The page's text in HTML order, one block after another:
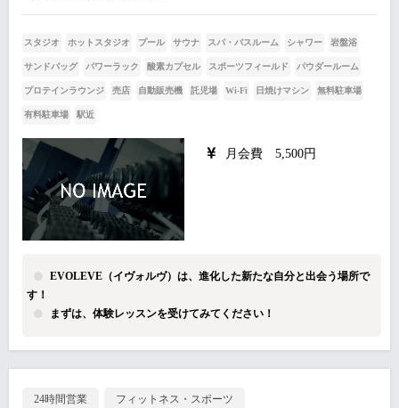
スタジオ ホットスタジオ プール サウナ スパ・バスルーム シャワー 岩盤浴
サンドバッグ パワーラック 酸素カプセル スポーツフィールド パウダールーム
プロテインラウンジ 売店 自動販売機 託児場 Wi-Fi 日焼けマシン 無料駐車場
有料駐車場 駅近
月会費 5,500円
EVOLEVE（イヴォルヴ）は、進化した新たな自分と出会う場所で
す！
まずは、体験レッスンを受けてみてください！
24時間営業 フィットネス・スポーツ